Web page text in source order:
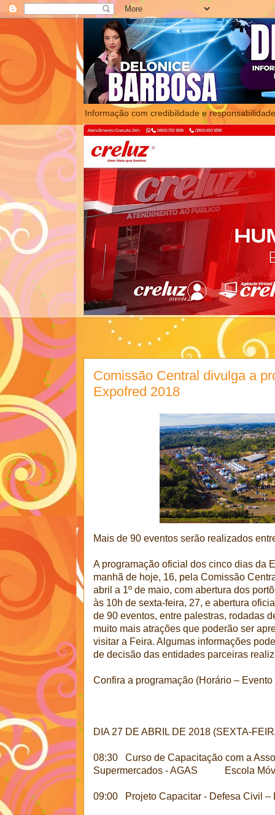
Informação com credibilidade e
Comissão Central divulga a
Expofred 2018
Mais de 90 eventos serão realizados
A programação oficial dos cinco dias da
manhã de hoje, 16, pela Comissão
abril a 1º de maio, com abertura dos
às 10h de sexta-feira, 27, e abertura
de 90 eventos, entre palestras, rodadas
muito mais atrações que poderão ser
visitar a Feira. Algumas informações
de decisão das entidades parceiras
Confira a programação (Horário – Evento
DIA 27 DE ABRIL DE 2018 (SEXTA-
08:30 Curso de Capacitação com a
Supermercados - AGAS Escola
09:00 Projeto Capacitar - Defesa Civil